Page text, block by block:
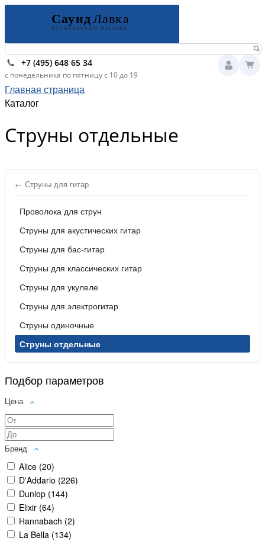
+7 (495) 648 65 34
с понедельника по пятницу с 10 до 19
Главная страница
Каталог
Струны отдельные
← Струны для гитар
Проволока для струн
Струны для акустических гитар
Струны для бас-гитар
Струны для классических гитар
Струны для укулеле
Струны для электрогитар
Струны одиночные
Струны отдельные
Подбор параметров
Цена
Бренд
Alice (20)
D'Addario (226)
Dunlop (144)
Elixir (64)
Hannabach (2)
La Bella (134)